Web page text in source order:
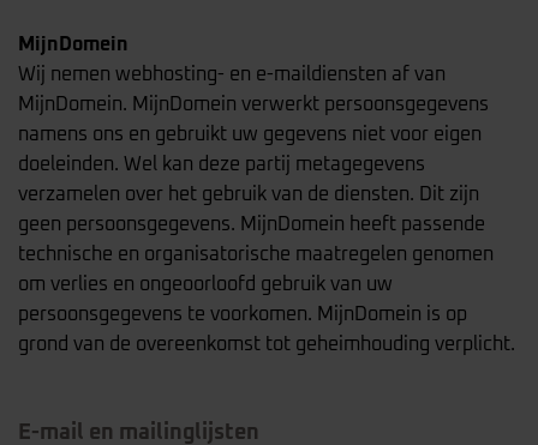
MijnDomein
Wij nemen webhosting- en e-maildiensten af van
MijnDomein. MijnDomein verwerkt persoonsgegevens
namens ons en gebruikt uw gegevens niet voor eigen
doeleinden. Wel kan deze partij metagegevens
verzamelen over het gebruik van de diensten. Dit zijn
geen persoonsgegevens. MijnDomein heeft passende
technische en organisatorische maatregelen genomen
om verlies en ongeoorloofd gebruik van uw
persoonsgegevens te voorkomen. MijnDomein is op
grond van de overeenkomst tot geheimhouding verplicht.
E-mail en mailinglijsten